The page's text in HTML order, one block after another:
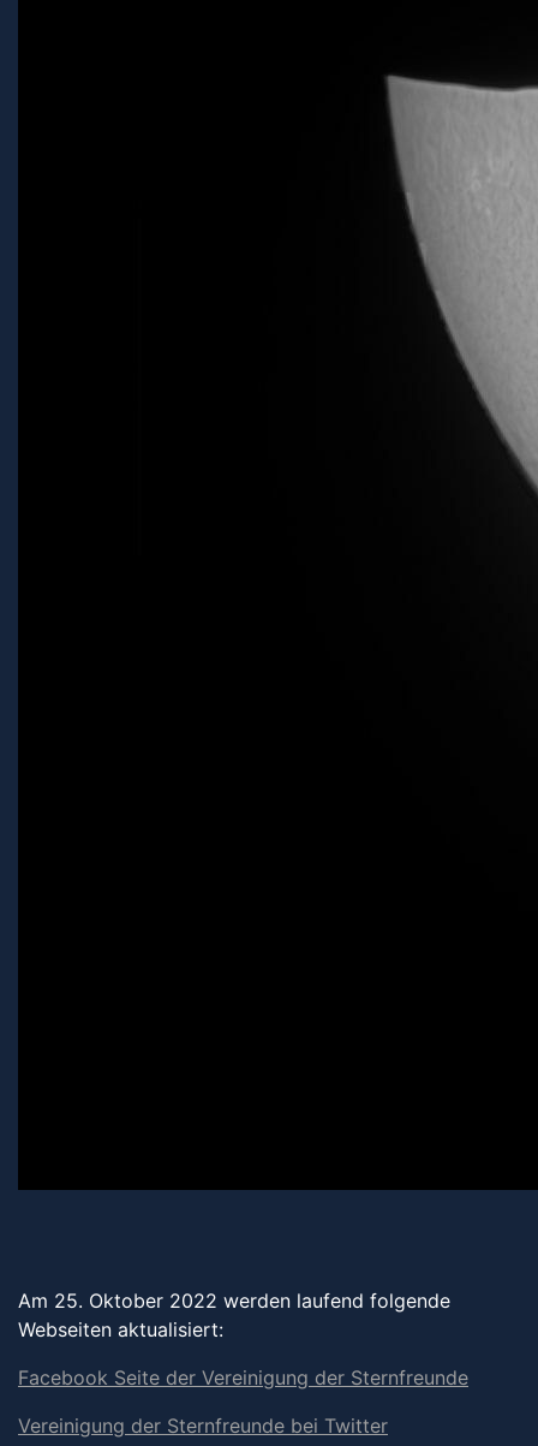
Am 25. Oktober 2022 werden laufend folgende
Webseiten aktualisiert:
Facebook Seite der Vereinigung der Sternfreunde
Vereinigung der Sternfreunde bei Twitter